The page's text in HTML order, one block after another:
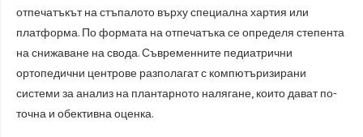
отпечатъкът на стъпалото върху специална хартия или
платформа. По формата на отпечатъка се определя степента
на снижаване на свода. Съвременните педиатрични
ортопедични центрове разполагат с компютъризирани
системи за анализ на плантарното налягане, които дават по-
точна и обективна оценка.